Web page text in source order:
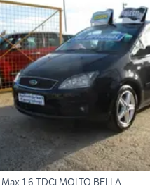
1.6 TDCi MOLTO BELLA